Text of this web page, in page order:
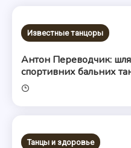
Известные танцоры
Антон Переводчик:
спортивних бальних
Танцы и здоровье